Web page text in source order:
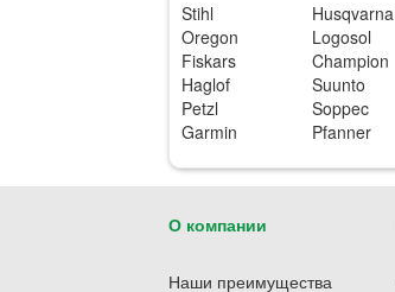
Stihl
Husqvarna
Oregon
Logosol
Fiskars
Champion
Haglof
Suunto
Petzl
Soppec
Garmin
Pfanner
О компании
Наши преимущества